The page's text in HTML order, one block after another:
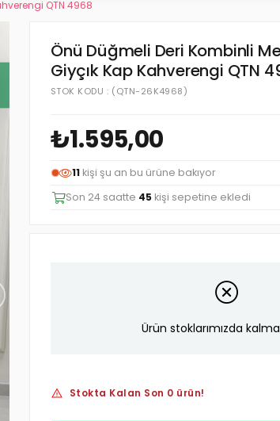
QTN 4968
Önü Düğmeli Deri Kombinli
Giyçık Kap Kahverengi QTN
(QTN-26K4968)
STOK KODU
₺1.595,00
11 kişi şu an bu ürüne bakıyor
Son 24 saatte 45 kişi sepetine ekledi
Ürün stoklarımızda
Stokta Kalan Son 0 ürün!